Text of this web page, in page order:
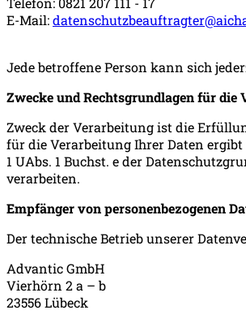
E-Mail:
Jede betroffene Person kann sich
Zwecke und Rechtsgrundlagen für die
Zweck der Verarbeitung ist die
für die Verarbeitung Ihrer Daten ergibt
1 UAbs. 1 Buchst. e der
verarbeiten.
Empfänger von personenbezogenen
Der technische Betrieb unserer
Advantic GmbH
Vierhörn 2 a – b
23556 Lübeck